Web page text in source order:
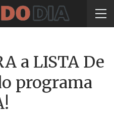
a LISTA De
programa